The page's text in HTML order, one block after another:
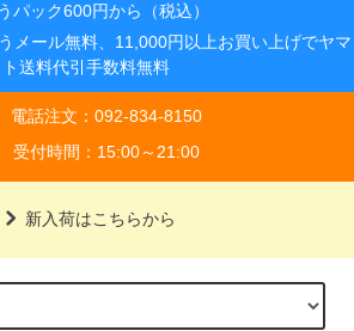
パック600円から（税込）
メール無料、11,000円以上お買い上げでヤマ
ト送料代引手数料無料
電話注文：092-834-8150
受付時間：15:00～21:00
新入荷はこちらから